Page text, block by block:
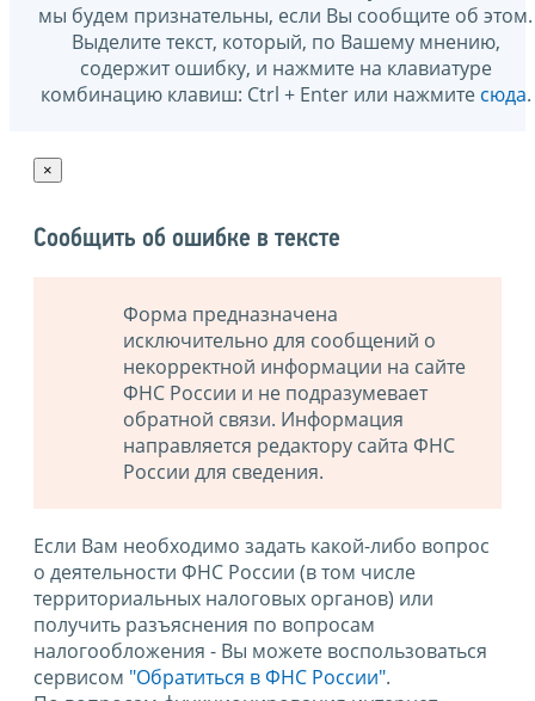
мы будем признательны, если Вы сообщите об этом.
Выделите текст, который, по Вашему мнению,
содержит ошибку, и нажмите на клавиатуре
комбинацию клавиш: Ctrl + Enter или нажмите сюда.
×
Сообщить об ошибке в тексте
Форма предназначена
исключительно для сообщений о
некорректной информации на сайте
ФНС России и не подразумевает
обратной связи. Информация
направляется редактору сайта ФНС
России для сведения.
Если Вам необходимо задать какой-либо вопрос
о деятельности ФНС России (в том числе
территориальных налоговых органов) или
получить разъяснения по вопросам
налогообложения - Вы можете воспользоваться
сервисом "Обратиться в ФНС России".